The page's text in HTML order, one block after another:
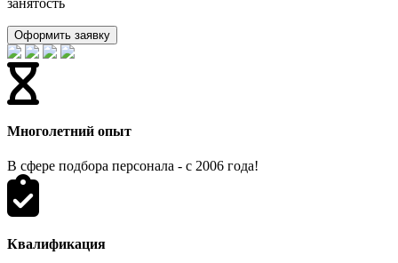
Оформить заявку
Многолетний опыт
В сфере подбора персонала - с 2006 года!
Квалификация